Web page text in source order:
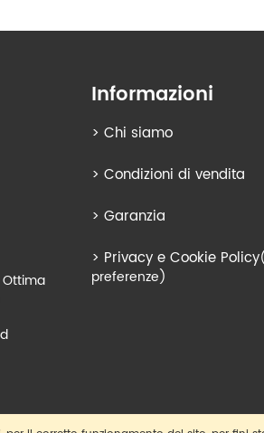
Informazioni
> Chi siamo
> Condizioni di vendita
> Garanzia
> Privacy e Cookie Policy
preferenze)